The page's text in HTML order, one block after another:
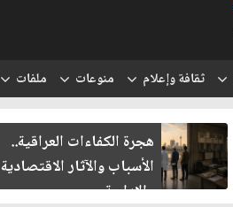
ثقافة وإعلام منوعات ملفات
هجرة الكفاءات العراقية..
الأسباب والآثار الاقتصادية
والإدارية